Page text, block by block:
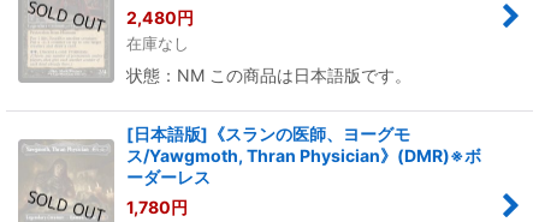
2,480円
在庫なし
状態：NM この商品は日本語版です。
[日本語版]《スランの医師、ヨーグモ
ス/Yawgmoth, Thran Physician》(DMR)※ボ
ーダーレス
1,780円